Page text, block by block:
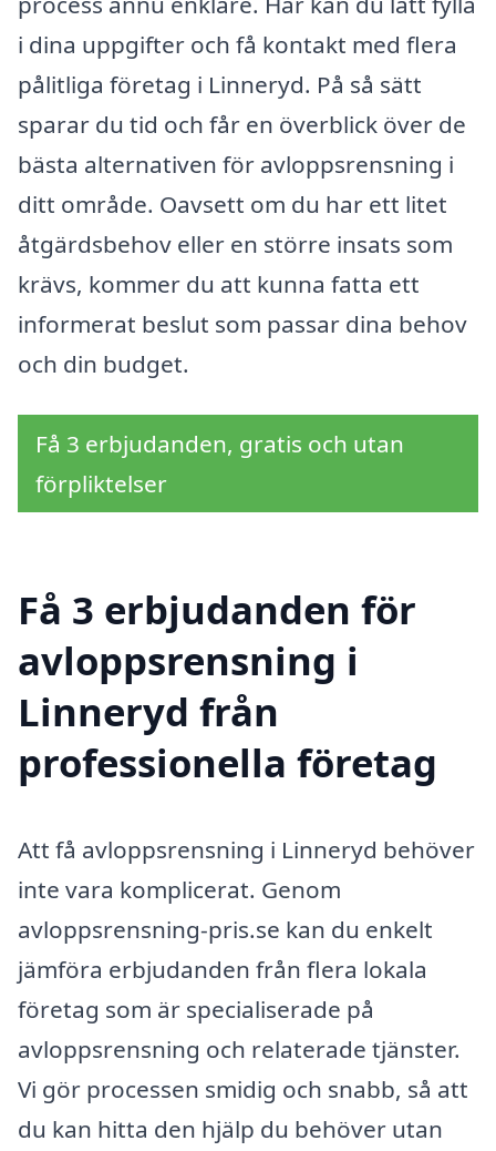
i dina uppgifter och få kontakt med flera
pålitliga företag i Linneryd. På så sätt
sparar du tid och får en överblick över de
bästa alternativen för avloppsrensning i
ditt område. Oavsett om du har ett litet
åtgärdsbehov eller en större insats som
krävs, kommer du att kunna fatta ett
informerat beslut som passar dina behov
och din budget.
Få 3 erbjudanden, gratis och utan
förpliktelser
Få 3 erbjudanden för
avloppsrensning i
Linneryd från
professionella företag
Att få avloppsrensning i Linneryd behöver
inte vara komplicerat. Genom
avloppsrensning-pris.se kan du enkelt
jämföra erbjudanden från flera lokala
företag som är specialiserade på
avloppsrensning och relaterade tjänster.
Vi gör processen smidig och snabb, så att
du kan hitta den hjälp du behöver utan